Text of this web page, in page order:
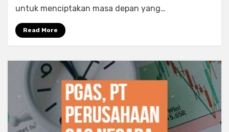
(Sektor
untuk menciptakan masa depan yang…
Read More